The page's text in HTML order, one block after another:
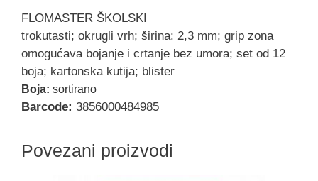
FLOMASTER ŠKOLSKI
trokutasti; okrugli vrh; širina: 2,3 mm; grip zona
omogućava bojanje i crtanje bez umora; set od 12
boja; kartonska kutija; blister
Boja: sortirano
Barcode: 3856000484985
Povezani proizvodi